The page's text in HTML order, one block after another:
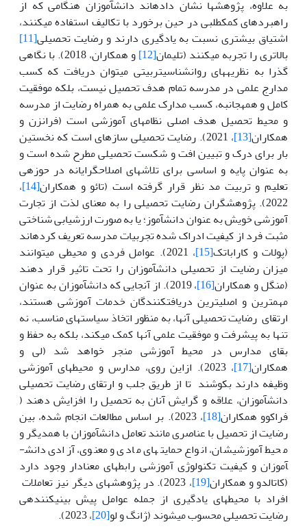
به علاوه، پژوهش­ها نشان داده­اند دانش­آموزان هنگامی که از
راهبردهای کمک­طلبی در حین برخورد با تکالیف استفاده می­کنند،
اشتیاق بیشتری نسبت به یادگیری دارند و رضایت تحصیلی[11]
بالاتری را تجربه می­کنند (تلیمان[12]
و همکاران، 2018). با نگاهی
گذرا به نظریه­های روان­شناسی­تربیتی می­توان دریافت که کسب
مدارج علمی در مدرسه تمام هدف تحصیل نیست، بلکه موفقیت
کامل و همه­جانبه، کسب مدارک علمی به همراه رضایت از مدرسه
و محیط تحصیل هدف اصلی نظام­های آموزشی است (فرانزن و
همکاران[13]
، 2021). رضایت تحصیلی سازه­ای است که نخستین
بار برای درک و تبیین افت و شکست تحصیلی مطرح شده است و
به عنوان پایه و اساسی برای تلاش­های اصلاح­گرایانه در حوزه­ی
تعلیم و تربیت مد نظر قرار گرفته است (تائو و همکاران[14]
،
2022). پژوهشگران رضایت تحصیلی را به معنای لذت از تجارت
آموزشی خویش به عنوان دانش­آموز؛ یا به صورت ارزشیابی شناختی
مثبت فرد از کیفیت ادراک شده تجربیات مدرسه تعریف کرده­اند
(پولات و کاراباتک[15]
، 2021). عوامل فردی و محیطی می­توانند
میزان رضایت از تحصیلی دانش­آموزان را تحت تاثیر قرار دهند
(منگل و همکاران[16]
، 2019). از آن­جایی که دانش­آموزان به عنوان
مهمترین و اصلی­ترین دریافت­کنندگان خدمات آموزشی هستند،
ارتقای رضایت تحصیلی آن­ها، به منظور اتخاذ سیاست­های مناسب، نه
تنها به پیشرفت و موفقیت علمی آن­ها کمک می­کند، بلکه به حفظ و
بقای مدارس در محیط آموزشی منجر خواهد شد (لی و
همکاران[17]
، 2023). ازاین روی، مدارس و محیط­های آموزشی
وظیفه دارند بکوشند تا از طریق جلب و ارتقای رضایت تحصیلی
دانش­آموزان، علاقه و گرایش آنان به تحصیل را افزایش دهند (
فراکوو همکاران[18]
، 2023). بر اساس مطالعات انجام شده، بین
رضایت از تحصیل با عناصری مانند تعامل دانش­آموزان با همدیگر و
محیط آموزشی­شان، انواع حمایت­های مادی و معنوی، آزادی دانش­
آموزان و کیفیت تکنولوژی آموزشی رابطه­ای معنادار وجود دارد
(کاتالدو و همکاران[19]
، 2023). در پژوهش­های دیگر نیز تعاملات
افراد با محیط­های یادگیری از جمله عوامل پیش بینی­کننده­ی
رضایت تحصیلی محسوب می­شوند (ژانگ و لو[20]
، 2023).